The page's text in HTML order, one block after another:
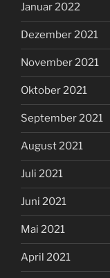
Januar 2022
Dezember 2021
November 2021
Oktober 2021
September 2021
August 2021
Juli 2021
Juni 2021
Mai 2021
April 2021